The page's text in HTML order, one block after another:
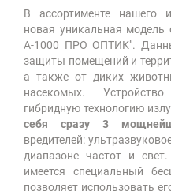
В ассортименте нашего
новая уникальная модель
А-1000 ПРО ОПТИК".
защиты помещений и
а также от диких
насекомых.
гибридную технологию
себя сразу 3
вредителей:
диапазоне частот и
имеется специальный
позволяет использовать